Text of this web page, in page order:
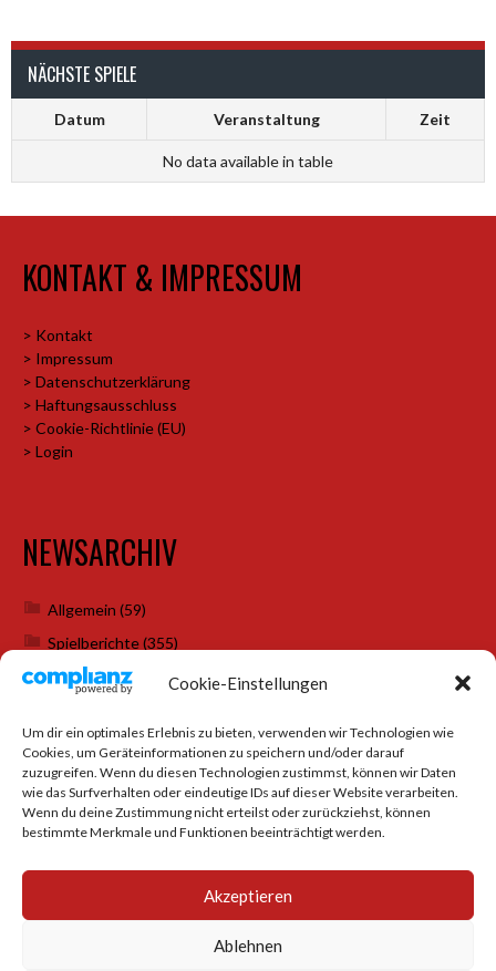
Cookie-Einstellungen
Um dir ein optimales Erlebnis zu bieten, verwenden wir Technologien wie
Cookies, um Geräteinformationen zu speichern und/oder darauf
zuzugreifen. Wenn du diesen Technologien zustimmst, können wir Daten
wie das Surfverhalten oder eindeutige IDs auf dieser Website verarbeiten.
Wenn du deine Zustimmung nicht erteilst oder zurückziehst, können
bestimmte Merkmale und Funktionen beeinträchtigt werden.
Akzeptieren
Ablehnen
NÄCHSTE SPIELE
Datum Veranstaltung Zeit
No data available in table
KONTAKT & IMPRESSUM
> Kontakt
> Impressum
> Datenschutzerklärung
> Haftungsausschluss
> Cookie-Richtlinie (EU)
> Login
NEWSARCHIV
Allgemein (59)
Spielberichte(355)
Weihnachtsfeiern(7)
SOCIAL MEDIA